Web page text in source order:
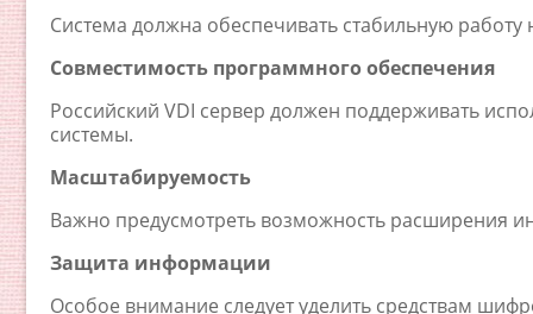
Система должна обеспечивать стабильную
Совместимость программного обеспечения
Российский VDI сервер должен поддерживать
системы.
Масштабируемость
Важно предусмотреть возможность расширения
Защита информации
Особое внимание следует уделить средствам